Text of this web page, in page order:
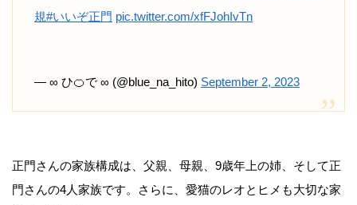
規#いいぞ正門 pic.twitter.com/xfFJohIvTn
— ∞ ひ🍊で ∞ (@blue_na_hito) September 2, 2023
正門さんの家族構成は、父親、母親、9歳年上の姉、そして正
門さんの4人家族です。さらに、愛猫のレオとヒメも大切な家